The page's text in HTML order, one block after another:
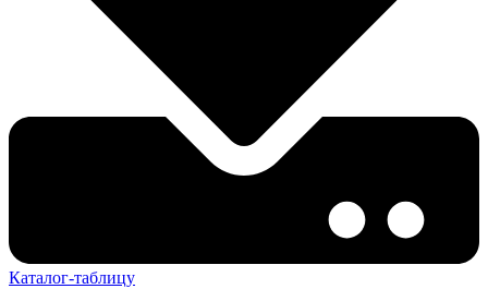
Каталог-таблицу